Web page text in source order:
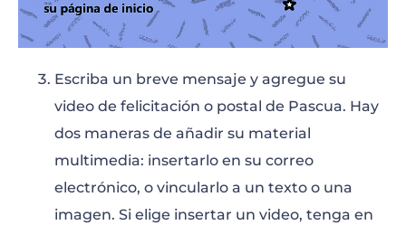
Escriba un breve mensaje y agregue su
video de felicitación o postal de Pascua. Hay
dos maneras de añadir su material
multimedia: insertarlo en su correo
electrónico, o vincularlo a un texto o una
imagen. Si elige insertar un video, tenga en